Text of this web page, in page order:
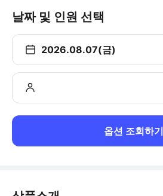
날짜 및 인원 선택
2026.08.07(금)
옵션 조회하기